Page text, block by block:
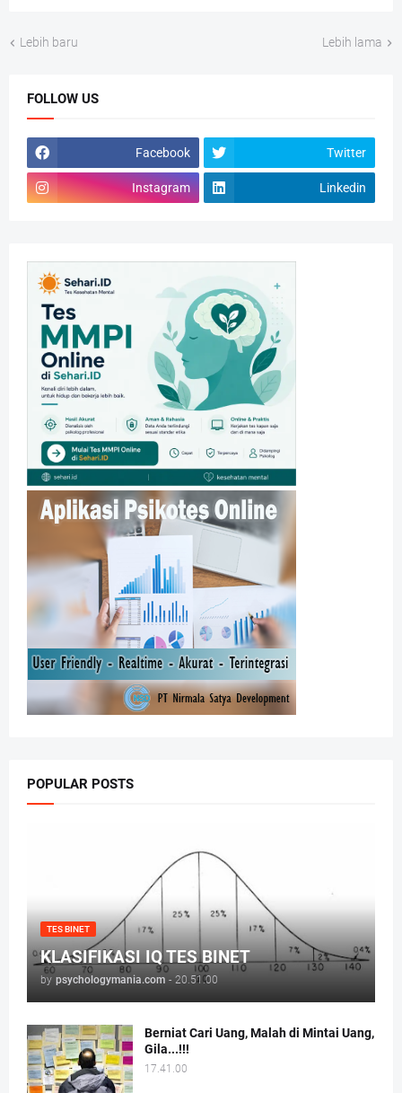
Lebih baru Lebih lama
FOLLOW US
Facebook Twitter
Instagram Linkedin
POPULAR POSTS
TES BINET
KLASIFIKASI IQ TES BINET
by psychologymania.com - 20.51.00
Berniat Cari Uang, Malah di Mintai Uang,
Gila...!!!
17.41.00